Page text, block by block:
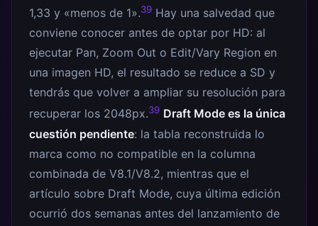
1,33 y «menos de 1».39 Hay una salvedad que
conviene conocer antes de optar por HD: al
ejecutar Pan, Zoom Out o Edit/Vary Region en
una imagen HD, el resultado se reduce a SD y
tendrás que volver a ampliar su resolución para
recuperar los 2048px.39 Draft Mode es la única
cuestión pendiente: la tabla reconstruida lo
marca como no compatible en la columna
combinada de V8.1/V8.2, mientras que el
artículo sobre Draft Mode, cuya última edición
ocurrió dos semanas antes del lanzamiento de